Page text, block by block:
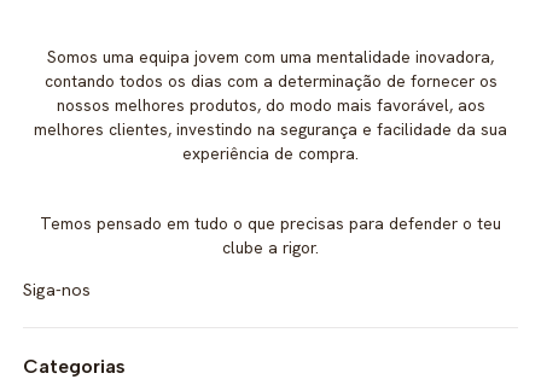
Somos uma equipa jovem com uma mentalidade inovadora,
contando todos os dias com a determinação de fornecer os
nossos melhores produtos, do modo mais favorável, aos
melhores clientes, investindo na segurança e facilidade da sua
experiência de compra.
Temos pensado em tudo o que precisas para defender o teu
clube a rigor.
Siga-nos
Categorias